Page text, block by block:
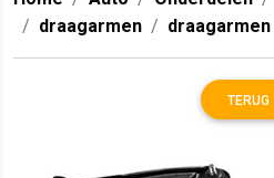
draagarmen
draagarmen
TERUG